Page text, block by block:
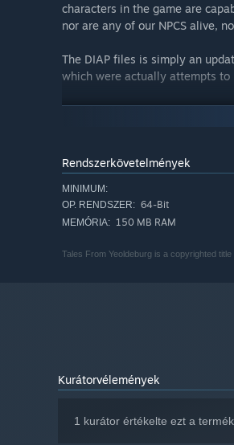
characters in the game are
nor are any of our NPCS alive,
The DIAP files is simply an
which were actually attempts to
Disclaimer: PowerFoxGames
Please Do Not Delete any files
Note: This game requires you to
Rendszerkövetelmények
MINIMUM:
OP. RENDSZER: 64-Bit
MEMÓRIA: 150 MB RAM
Tales From Yeoldeburg is a copyrighted
Kurátorvélemények
1 kurátor értékelte ezt a